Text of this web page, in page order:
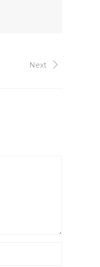
Next